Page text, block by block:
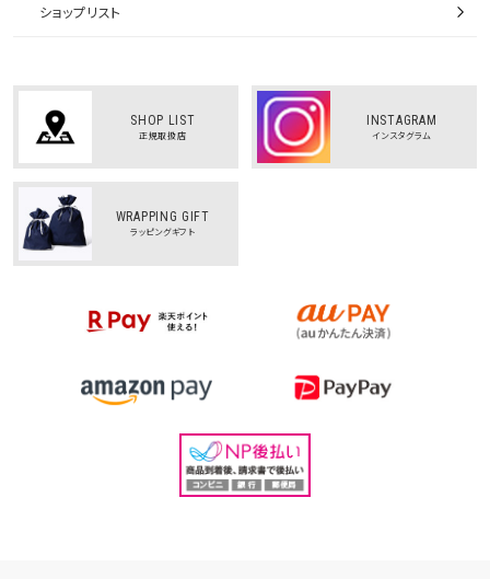
ショップリスト
SHOP LIST
正規取扱店
INSTAGRAM
インスタグラム
WRAPPING GIFT
ラッピングギフト